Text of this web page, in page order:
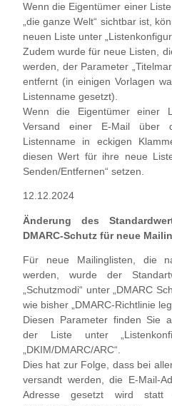
Wenn die Eigentümer einer
„die ganze Welt“ sichtbar ist,
neuen Liste unter
Zudem wurde für neue Listen,
werden, der Parameter
entfernt (in einigen Vorlagen
Listenname gesetzt).
Wenn die Eigentümer einer
Versand einer E-Mail
Listenname in eckigen
diesen Wert für ihre neue
Senden/Entfernen“ setzen.
12.12.2024
Änderung des
DMARC-Schutz für neue
Für neue Mailinglisten, die
werden, wurde der
„Schutzmodi“ unter „DMARC
wie bisher „DMARC-Richtlinie
Diesen Parameter finden Sie
der Liste unter
„DKIM/DMARC/ARC“.
Dies hat zur Folge, dass bei
versandt werden, die E-Mail-
Adresse gesetzt wird statt